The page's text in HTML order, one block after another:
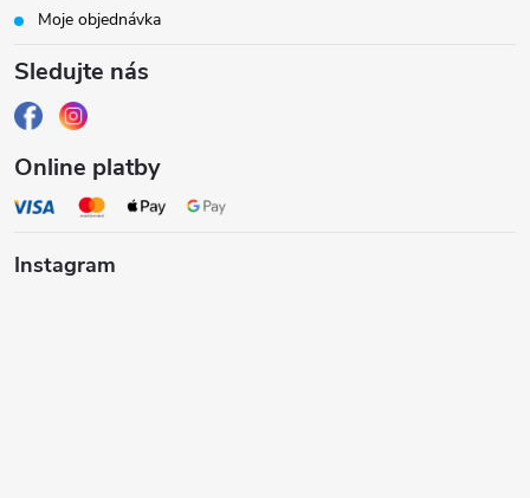
Moje objednávka
Sledujte nás
Online platby
Instagram